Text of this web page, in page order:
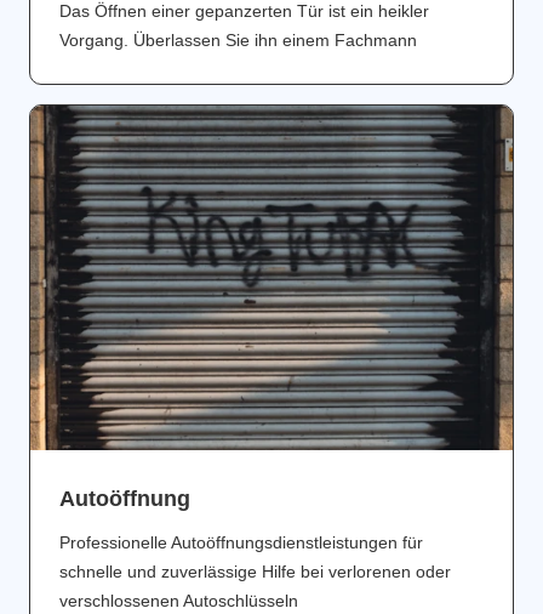
Das Öffnen einer gepanzerten Tür ist ein heikler
Vorgang. Überlassen Sie ihn einem Fachmann
Аutoöffnung
Professionelle Autoöffnungsdienstleistungen für
schnelle und zuverlässige Hilfe bei verlorenen oder
verschlossenen Autoschlüsseln